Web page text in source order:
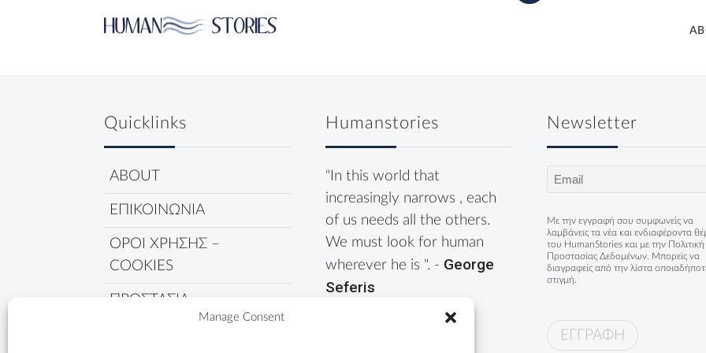
Manage Consent
Quicklinks
ABOUT
ΕΠΙΚΟΙΝΩΝΙΑ
ΟΡΟΙ ΧΡΗΣΗΣ –
COOKIES
ΠΡΟΣΤΑΣΙΑ
ΔΕΔΟΜΕΝΩΝ
Humanstories
"In this world that
increasingly narrows , each
of us needs all the others.
We must look for human
wherever he is ". - George
Seferis
Newsletter
Email
Με την εγγραφή σου συμφωνείς να
λαμβάνεις τα νέα και ενδιαφέροντα
του HumanStories και με την Πολιτική
Προστασίας Δεδομένων. Μπορείς να
διαγραφείς από την λίστα
στιγμή.